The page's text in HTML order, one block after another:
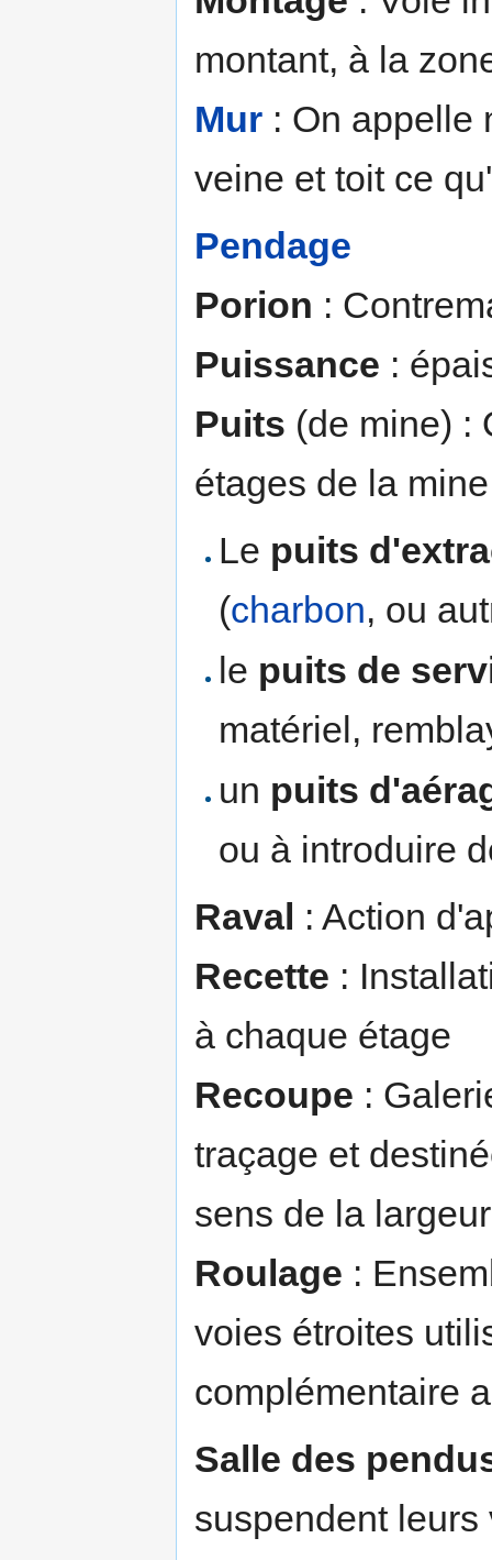
montant, à la
Mur : On appelle
veine et toit ce
Pendage
Porion :
Puissance :
Puits (de mine) :
étages de la
Le puits
(charbon, ou
le puits de
matériel,
un puits
ou à introduire
Raval : Action
Recette :
à chaque étage
Recoupe :
traçage et
sens de la largeur
Roulage :
voies étroites
complémentaire
Salle des
suspendent